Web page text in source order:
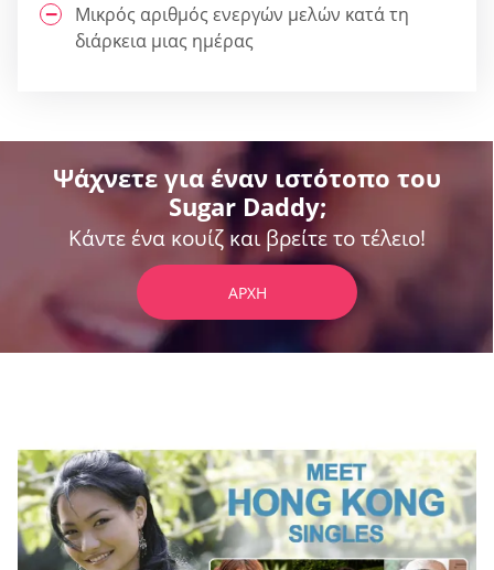
Μικρός αριθμός ενεργών μελών κατά τη
διάρκεια μιας ημέρας
Ψάχνετε για έναν ιστότοπο του
Sugar Daddy;
Κάντε ένα κουίζ και βρείτε το τέλειο!
ΑΡΧΉ